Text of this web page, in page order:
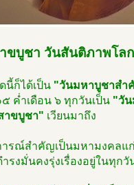
ขบูชา วันสันติภาพโล
นี้ก็ได้เป็น "วันมหาบูชาสำ
ค่ำเดือน ๖ ทุกวันเป็น "วั
าขบูชา" เวียนมาถึง
ารณ์สำคัญเป็นมหามงคลแ
ำรงมั่นคงรุ่งเรื่องอยู่ในทุก